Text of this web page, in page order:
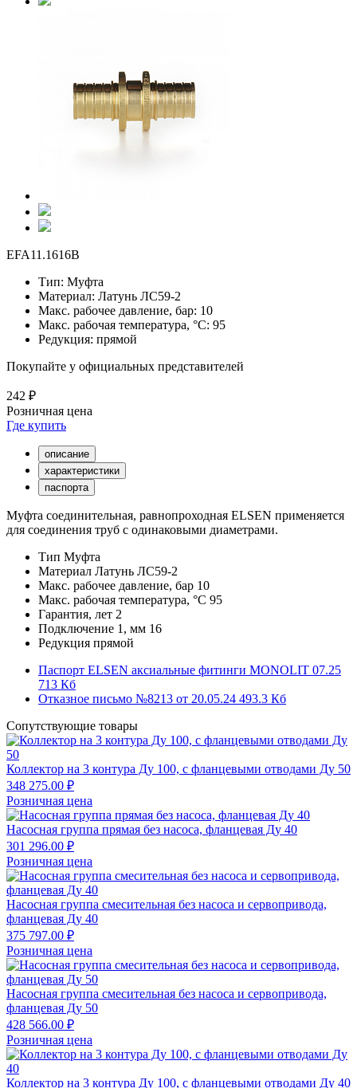
EFA11.1616B
Тип: Муфта
Материал: Латунь ЛС59-2
Макс. рабочее давление, бар: 10
Макс. рабочая температура, °С: 95
Редукция: прямой
Покупайте у официальных представителей
242 ₽
Розничная цена
Где купить
описание
характеристики
паспорта
Муфта соединительная, равнопроходная ELSEN применяется
для соединения труб с одинаковыми диаметрами.
Тип Муфта
Материал Латунь ЛС59-2
Макс. рабочее давление, бар 10
Макс. рабочая температура, °С 95
Гарантия, лет 2
Подключение 1, мм 16
Редукция прямой
Паспорт ELSEN аксиальные фитинги MONOLIT 07.25
713 Кб
Отказное письмо №8213 от 20.05.24 493.3 Кб
Сопутствующие товары
Коллектор на 3 контура Ду 100, с фланцевыми отводами Ду 50
348 275.00 ₽
Розничная цена
Насосная группа прямая без насоса, фланцевая Ду 40
301 296.00 ₽
Розничная цена
Насосная группа смесительная без насоса и сервопривода,
фланцевая Ду 40
375 797.00 ₽
Розничная цена
Насосная группа смесительная без насоса и сервопривода,
фланцевая Ду 50
428 566.00 ₽
Розничная цена
Коллектор на 3 контура Ду 100, с фланцевыми отводами Ду 40